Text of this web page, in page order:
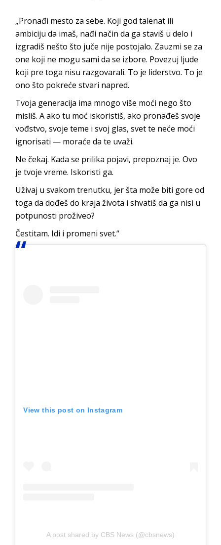
„Pronađi mesto za sebe. Koji god talenat ili
ambiciju da imaš, nađi način da ga staviš u delo i
izgradiš nešto što juče nije postojalo. Zauzmi se za
one koji ne mogu sami da se izbore. Povezuj ljude
koji pre toga nisu razgovarali. To je liderstvo. To je
ono što pokreće stvari napred.
Tvoja generacija ima mnogo više moći nego što
misliš. A ako tu moć iskoristiš, ako pronađeš svoje
vođstvo, svoje teme i svoj glas, svet te neće moći
ignorisati — moraće da te uvaži.
Ne čekaj. Kada se prilika pojavi, prepoznaj je. Ovo
je tvoje vreme. Iskoristi ga.
Uživaj u svakom trenutku, jer šta može biti gore od
toga da dođeš do kraja života i shvatiš da ga nisi u
potpunosti proživeo?
Čestitam. Idi i promeni svet.“
View this post on Instagram
A post shared by CBS News (@cbsnews)